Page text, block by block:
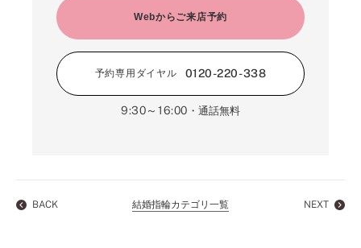
Webからご来店予約
予約専用ダイヤル 0120-220-338
9:30～16:00 ・通話無料
BACK 結婚指輪カテゴリ一覧 NEXT